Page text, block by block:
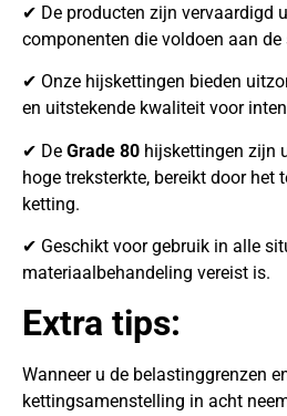
✔ De producten zijn vervaardigd
componenten die voldoen aan de
✔ Onze hijskettingen bieden
en uitstekende kwaliteit voor
✔ De Grade 80 hijskettingen zijn
hoge treksterkte, bereikt door het
ketting.
✔ Geschikt voor gebruik in alle
materiaalbehandeling vereist is.
Extra tips:
Wanneer u de belastinggrenzen
kettingsamenstelling in acht